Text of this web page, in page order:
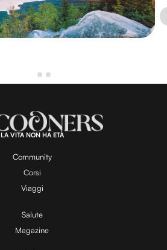
LA VITA NON HA ETÀ
Community
Corsi
Viaggi
Salute
Magazine